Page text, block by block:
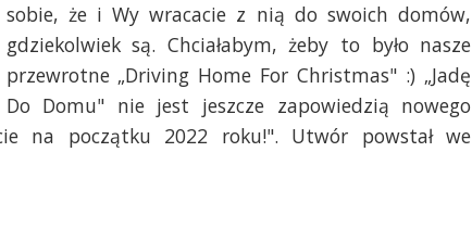
sobie, że i Wy wracacie z nią do swoich domów,
gdziekolwiek są. Chciałabym, żeby to było nasze
przewrotne „Driving Home For Christmas" :) „Jadę
Do Domu" nie jest jeszcze zapowiedzią nowego
na początku 2022 roku!". Utwór powstał we